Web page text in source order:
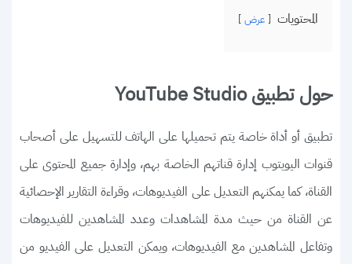
المحتويات عرض
حول تطبيق YouTube Studio
تطبيق أو أداة خاصة يتم تحميلها على الهاتف للتسهيل على أصحاب
قنوات اليويتوب إدارة قناتهم الخاصة بهم، وإدارة جميع المحتوى على
القناة، كما يمكنهم التعديل على الفيديوهات، وقراءة التقارير الإحصائية
عن القناة من حيث مدة المشاهدات وعدد المشاهدين للفيديوهات
وتفاعل المشاهدين مع الفيديوهات، ويمكن التعديل على الفيديو من